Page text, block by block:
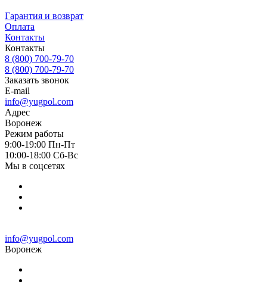
Гарантия и возврат
Оплата
Контакты
Контакты
8 (800) 700-79-70
8 (800) 700-79-70
Заказать звонок
E-mail
info@yugpol.com
Адрес
Воронеж
Режим работы
9:00-19:00 Пн-Пт
10:00-18:00 Cб-Вс
Мы в соцсетях
info@yugpol.com
Воронеж